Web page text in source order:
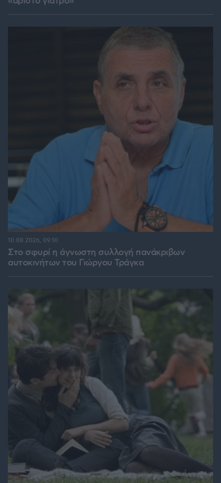
Στο σφυρί η άγνωστη συλλογή πανάκριβων
αυτοκινήτων του Γιώργου Τράγκα
10.08.2026, 09:10